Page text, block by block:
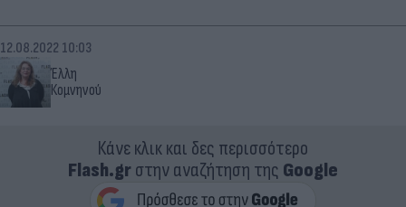
Έλλη
Κομνηνού
12.08.2022 10:03
Κάνε κλικ και δες περισσότερο
Flash.grστην αναζήτηση της Google